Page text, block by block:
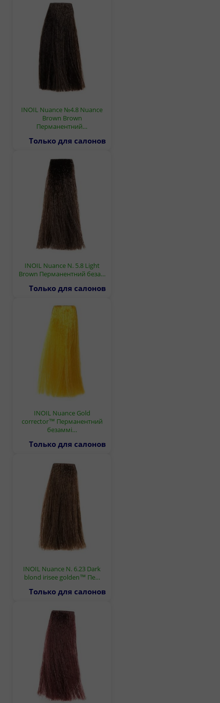
INOIL Nuance №4.8 Nuance
Brown Brown
Перманентний…
Только для салонов
INOIL Nuance N. 5.8 Light
Brown Перманентний беза…
Только для салонов
INOIL Nuance Gold
corrector™ Перманентний
безаммі…
Только для салонов
INOIL Nuance N. 6.23 Dark
blond irisee golden™ Пе…
Только для салонов